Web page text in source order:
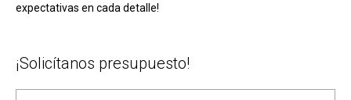
expectativas en cada detalle!
¡Solicítanos presupuesto!